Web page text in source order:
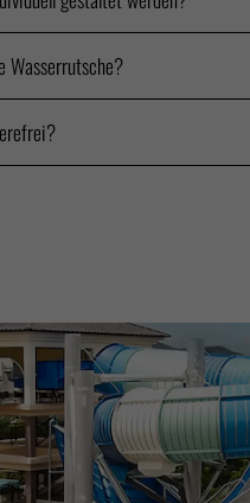
Wasserrutsche?